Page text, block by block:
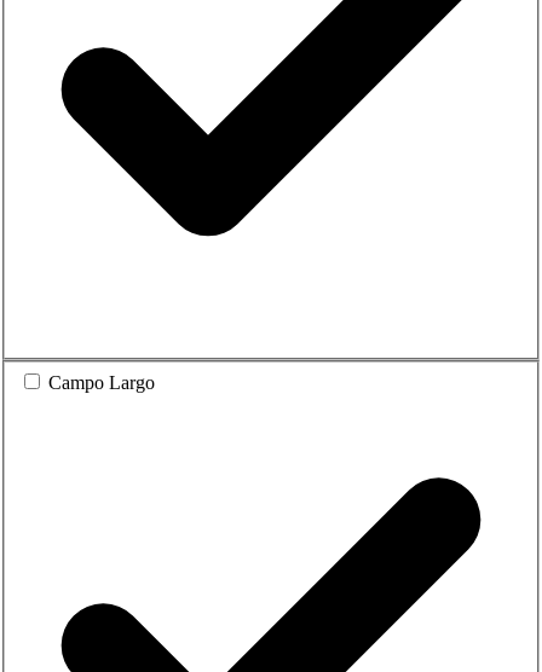
Campo Largo